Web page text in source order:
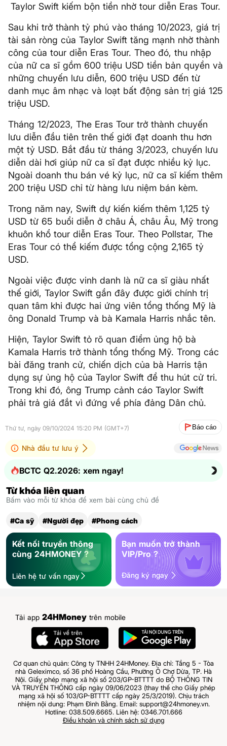
Taylor Swift kiếm bộn tiền nhờ tour diễn Eras Tour.
Sau khi trở thành tỷ phú vào tháng 10/2023, giá trị
tài sản ròng của Taylor Swift tăng mạnh nhờ thành
công của tour diễn Eras Tour. Theo đó, thu nhập
của nữ ca sĩ gồm 600 triệu USD tiền bản quyền và
những chuyến lưu diễn, 600 triệu USD đến từ
danh mục âm nhạc và loạt bất động sản trị giá 125
triệu USD.
Tháng 12/2023, The Eras Tour trở thành chuyến
lưu diễn đầu tiên trên thế giới đạt doanh thu hơn
một tỷ USD. Bắt đầu từ tháng 3/2023, chuyến lưu
diễn dài hơi giúp nữ ca sĩ đạt được nhiều kỷ lục.
Ngoài doanh thu bán vé kỷ lục, nữ ca sĩ kiếm thêm
200 triệu USD chỉ từ hàng lưu niệm bán kèm.
Trong năm nay, Swift dự kiến kiếm thêm 1,125 tỷ
USD từ 65 buổi diễn ở châu Á, châu Âu, Mỹ trong
khuôn khổ tour diễn Eras Tour. Theo Pollstar, The
Eras Tour có thể kiếm được tổng cộng 2,165 tỷ
USD.
Ngoài việc được vinh danh là nữ ca sĩ giàu nhất
thế giới, Taylor Swift gần đây được giới chính trị
quan tâm khi được hai ứng viên tổng thống Mỹ là
ông Donald Trump và bà Kamala Harris nhắc tên.
Hiện, Taylor Swift tỏ rõ quan điểm ủng hộ bà
Kamala Harris trở thành tổng thống Mỹ. Trong các
bài đăng tranh cử, chiến dịch của bà Harris tận
dụng sự ủng hộ của Taylor Swift để thu hút cử tri.
Trong khi đó, ông Trump cảnh cáo Taylor Swift
phải trả giá đắt vì đứng về phía đảng Dân chủ.
Thứ tư, ngày 09/10/2024 15:20 PM (GMT+7) Báo cáo
Nhà đầu tư lưu ý
BCTC Q2.2026: xem ngay!
Từ khóa liên quan
Bấm vào mỗi từ khóa để xem bài cùng chủ đề
#Ca sỹ #Người đẹp #Phong cách
Kết nối truyền thông
cùng 24HMONEY ?
Liên hệ tư vấn ngay
Bạn muốn trở thành
VIP/Pro ?
Đăng ký ngay
Tải app 24HMoney trên mobile
Cơ quan chủ quản: Công ty TNHH 24HMoney. Địa chỉ: Tầng 5 - Tòa
nhà Geleximco, số 36 phố Hoàng Cầu, Phường Ô Chợ Dừa, TP. Hà
Nội. Giấy phép mạng xã hội số 203/GP-BTTTT do BỘ THÔNG TIN
VÀ TRUYỀN THÔNG cấp ngày 09/06/2023 (thay thế cho Giấy phép
mạng xã hội số 103/GP-BTTTT cấp ngày 25/3/2019). Chịu trách
nhiệm nội dung: Phạm Đình Bằng. Email: support@24hmoney.vn.
Hotline: 038.509.6665. Liên hệ: 0346.701.666
Điều khoản và chính sách sử dụng